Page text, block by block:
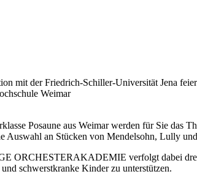
mit der Friedrich-Schiller-Universität Jena
Weimar
Posaune aus Weimar werden für Sie das
an Stücken von Mendelsohn, Lully
ORCHESTERAKADEMIE verfolgt dabei
schwerstkranke Kinder zu unterstützen.